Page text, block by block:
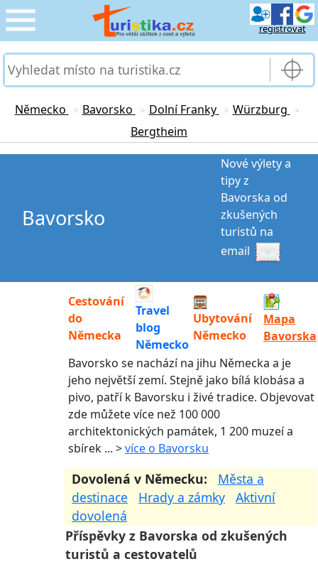
registrovat
CESTOVÁNÍ
Německo > Bavorsko > Dolní Franky > Würzburg >
Bergtheim
Bavorsko
Nové výlety a
tipy z
Bavorska od
zkušených
turistů na
email
Cestování
do
Německa
Travel
blog
Německo
Ubytování
Německo
Mapa
Bavorska
Bavorsko se nachází na jihu Německa a je
jeho největší zemí. Stejně jako bílá klobása a
pivo, patří k Bavorsku i živé tradice. Objevovat
zde můžete více než 100 000
architektonických památek, 1 200 muzeí a
sbírek ... >více o Bavorsku
Dovolená v Německu: Města a
destinace
Hrady a zámky
Aktivní
dovolená
Příspěvky z Bavorska od zkušených
turistů a cestovatelů